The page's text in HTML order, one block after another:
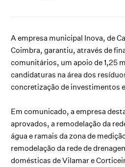
A empresa municipal Inova, de
Coimbra, garantiu, através de
comunitários, um apoio de 1,25
candidaturas na área dos
concretização de investimentos
Em comunicado, a empresa
aprovados, a remodelação da
água e ramais da zona de
remodelação da rede de
domésticas de Vilamar e